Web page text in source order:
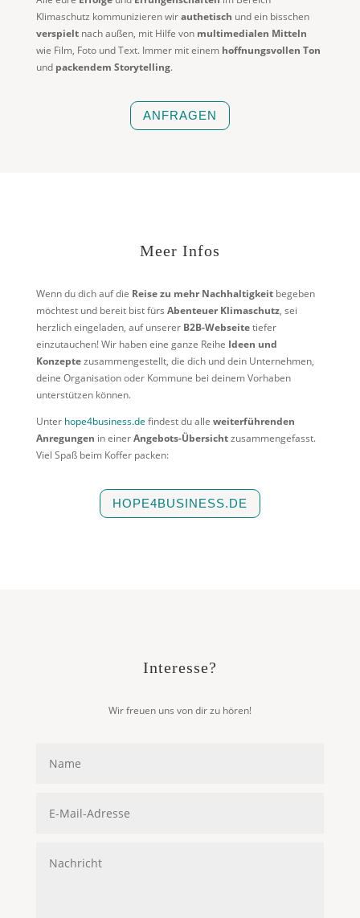
Klimaschutz kommunizieren wirauthetisch und ein bisschen
verspieltnach außen, mit Hilfe von multimedialen Mitteln
wie Film, Foto und Text. Immer mit einem hoffnungsvollen Ton
und packendem Storytelling.
ANFRAGEN
Meer Infos
Wenn du dich auf die Reise zu mehr Nachhaltigkeitbegeben
möchtest und bereit bist fürs Abenteuer Klimaschutz, sei
herzlich eingeladen, auf unserer B2B-Webseitetiefer
einzutauchen! Wir haben eine ganze Reihe Ideen und
Konzeptezusammengestellt, die dich und dein Unternehmen,
deine Organisation oder Kommune bei deinem Vorhaben
unterstützen können.
Unter hope4business.de findest du alle weiterführenden
Anregungen in einerAngebots-Übersichtzusammengefasst.
Viel Spaß beim Koffer packen:
HOPE4BUSINESS.DE
Interesse?
Wir freuen uns von dir zu hören!